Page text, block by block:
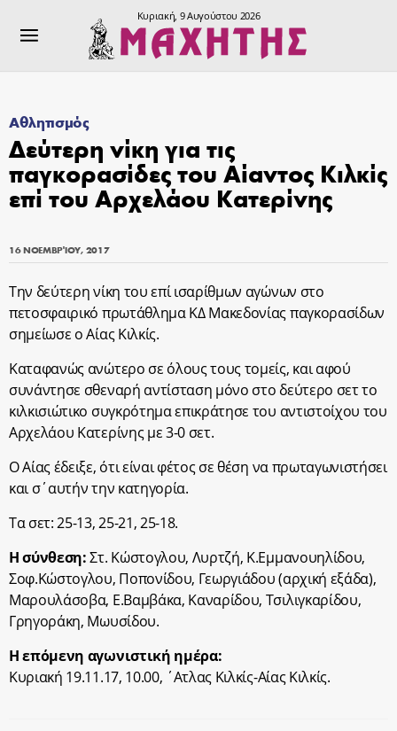
Κυριακή, 9 Αυγούστου 2026
Αθλητισμός
Δεύτερη νίκη για τις
παγκορασίδες του Αίαντος Κιλκίς
επί του Αρχελάου Κατερίνης
16 ΝΟΕΜΒΡΊΟΥ, 2017
Την δεύτερη νίκη του επί ισαρίθμων αγώνων στο
πετοσφαιρικό πρωτάθλημα ΚΔ Μακεδονίας παγκορασίδων
σημείωσε ο Αίας Κιλκίς.
Καταφανώς ανώτερο σε όλους τους τομείς, και αφού
συνάντησε σθεναρή αντίσταση μόνο στο δεύτερο σετ το
κιλκισιώτικο συγκρότημα επικράτησε του αντιστοίχου του
Αρχελάου Κατερίνης με 3-0 σετ.
Ο Αίας έδειξε, ότι είναι φέτος σε θέση να πρωταγωνιστήσει
και σ΄αυτήν την κατηγορία.
Τα σετ: 25-13, 25-21, 25-18.
Η σύνθεση:Στ. Κώστογλου, Λυρτζή, Κ.Εμμανουηλίδου,
Σοφ.Κώστογλου, Ποπονίδου, Γεωργιάδου (αρχική εξάδα),
Μαρουλάσοβα, Ε.Βαμβάκα, Καναρίδου, Τσιλιγκαρίδου,
Γρηγοράκη, Μωυσίδου.
Η επόμενη αγωνιστική ημέρα:
Κυριακή 19.11.17, 10.00, ΄Ατλας Κιλκίς-Αίας Κιλκίς.